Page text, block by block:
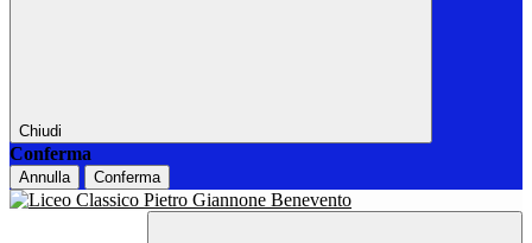
Chiudi
Conferma
Annulla Conferma